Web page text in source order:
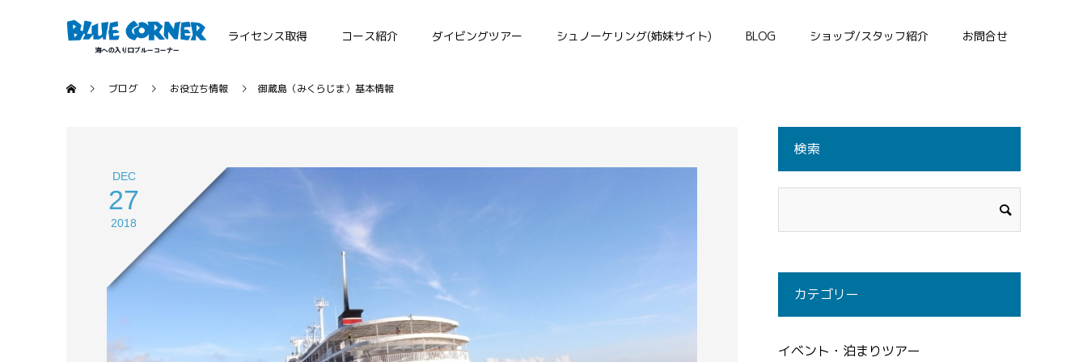
ライセンス取得 コース紹介 ダイビングツアー シュノーケリング(姉妹サイト) BLOG ショップ/スタッフ紹介 お問合せ
ブログ お役立ち情報 御蔵島（みくらじま）基本情報
DEC
27
2018
検索
カテゴリー
イベント・泊まりツアー